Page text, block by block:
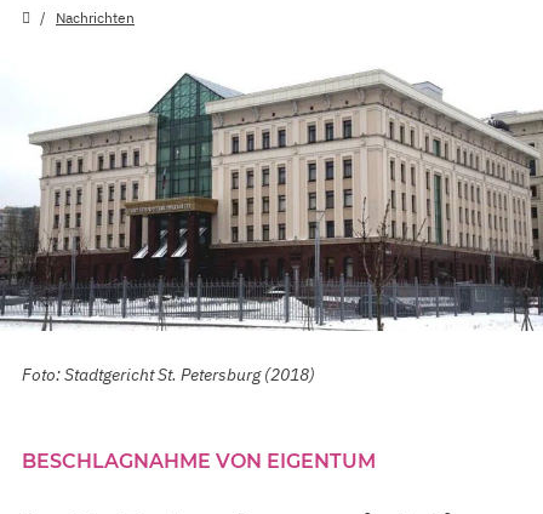
Nachrichten
Foto: Stadtgericht St. Petersburg (2018)
BESCHLAGNAHME VON EIGENTUM